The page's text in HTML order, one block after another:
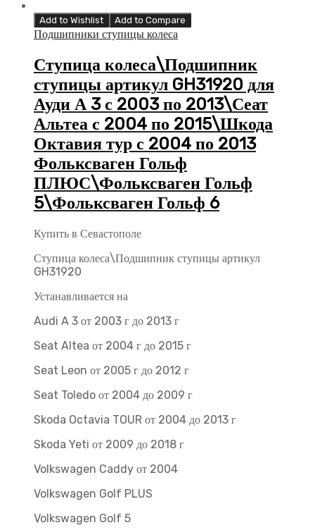
Add to Wishlist Add to Compare
Подшипники ступицы колеса
Ступица колеса\Подшипник
ступицы артикул GH31920 для
Ауди А 3 с 2003 по 2013\Сеат
Альтеа с 2004 по 2015\Шкода
Октавия тур с 2004 по 2013
Фольксваген Гольф
ПЛЮС\Фольксваген Гольф
5\Фольксваген Гольф 6
Купить в Севастополе
Ступица колеса\Подшипник ступицы артикул
GH31920
Устанавливается на
Audi A 3 от 2003 г до 2013 г
Seat Altea от 2004 г до 2015 г
Seat Leon от 2005 г до 2012 г
Seat Toledo от 2004 до 2009 г
Skoda Octavia TOUR от 2004 до 2013 г
Skoda Yeti от 2009 до 2018 г
Volkswagen Caddy от 2004
Volkswagen Golf PLUS
Volkswagen Golf 5